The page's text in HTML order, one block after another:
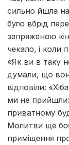
сильно йшла
було вбрід
запряженою
чекало, і коли
«Як ви в таку
думали, що
відповіли:
ми не
приватному
Молитви ще
приміщення